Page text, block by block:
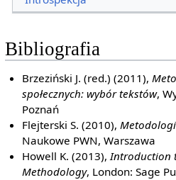
Bibliografia
Brzeziński J. (red.) (2011),
społecznych: wybór tekstów,
Poznań
Flejterski S. (2010),
Naukowe PWN, Warszawa
Howell K. (2013),Introduction
Methodology, London: Sage